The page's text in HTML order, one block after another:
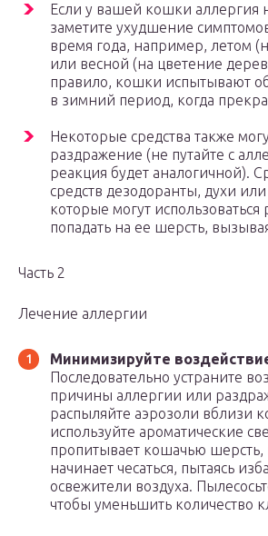
Если у вашей кошки аллергия
заметите ухудшение
время года, например, летом
или весной (на цветение
правило, кошки испытывают
в зимний период, когда
Некоторые средства также
раздражение (не путайте с
реакция будет аналогичной).
средств дезодоранты, духи
которые могут
попадать на ее шерсть,
Часть 2
Лечение аллергии
Минимизируйте
Последовательно устраните
причины аллергии или
распыляйте аэрозоли вблизи
используйте ароматические
пропитывает кошачью шерсть,
начинает чесаться, пытаясь
освежители воздуха.
чтобы уменьшить количество